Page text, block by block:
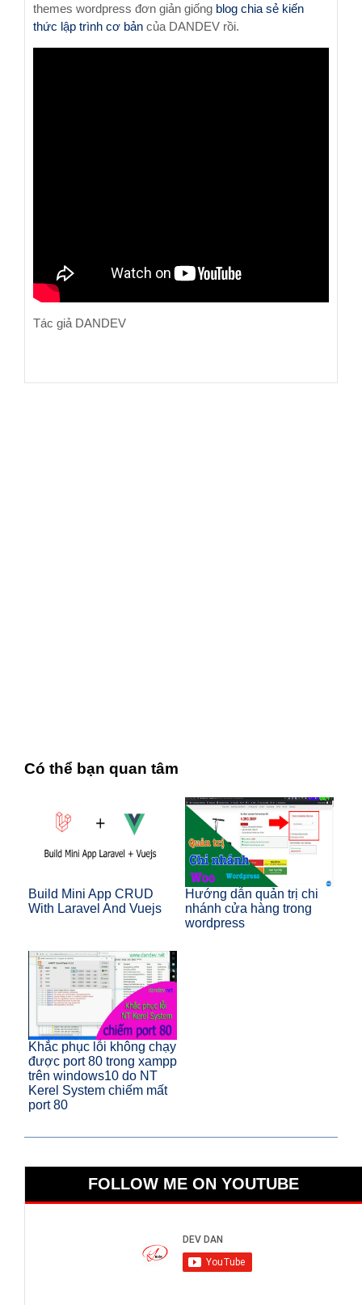
themes wordpress đơn giản giống blog chia sẻ kiến
thức lập trình cơ bản của DANDEV rồi.
Tác giả DANDEV
Có thể bạn quan tâm
Build Mini App CRUD
With Laravel And Vuejs
Hướng dẫn quản trị chi
nhánh cửa hàng trong
wordpress
Khắc phục lỗi không chạy
được port 80 trong xampp
trên windows10 do NT
Kerel System chiếm mất
port 80
FOLLOW ME ON YOUTUBE